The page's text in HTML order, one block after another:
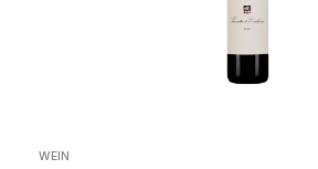
WEIN